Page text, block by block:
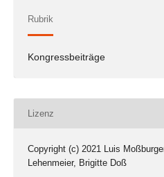
Rubrik
Kongressbeiträge
Lizenz
Copyright (c) 2021 Luis
Lehenmeier, Brigitte Doß